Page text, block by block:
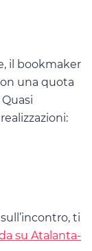
il bookmaker
una quota
ti
su Atalanta-